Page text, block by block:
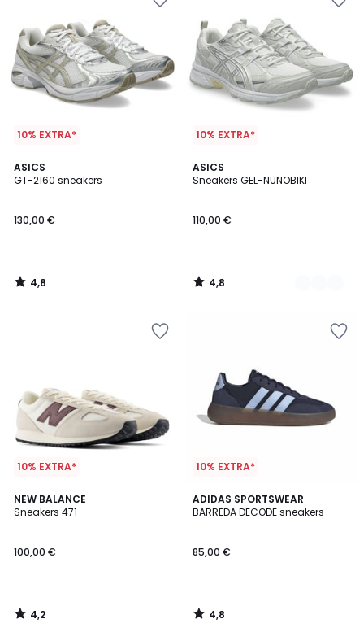
10% EXTRA*
ASICS
GT-2160 sneakers
130,00 €
4,8
/ 5
4,8
/
10% EXTRA*
ASICS
Sneakers GEL-NUNOBIKI
110,00 €
4,8
/ 5
3
Kleuren
4,8
/
10% EXTRA*
NEW BALANCE
Sneakers 471
100,00 €
4,2
/ 5
4,2
/
10% EXTRA*
ADIDAS SPORTSWEAR
BARREDA DECODE sneakers
85,00 €
4,8
/ 5
4,8
/